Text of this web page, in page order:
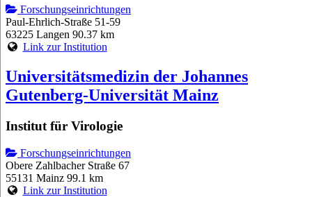
Forschungseinrichtungen
Paul-Ehrlich-Straße 51-59
63225 Langen 90.37 km
Link zur Institution
Universitätsmedizin der Johannes
Gutenberg-Universität Mainz
Institut für Virologie
Forschungseinrichtungen
Obere Zahlbacher Straße 67
55131 Mainz 99.1 km
Link zur Institution